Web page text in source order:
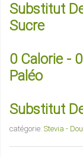
Substitut
Sucre
0 Calorie -
Paléo
Substitut
catégorie: Stevia -